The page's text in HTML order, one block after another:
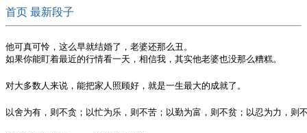
首页 最新段子
他可真可怜，这么早就结婚了，老婆还那么丑。
如果你能盯着最近的行情看一天，相信我，其实他老婆也没那么糟糕。
对大多数人来说，能把家人照顾好，就是一生最大的成就了。 ​ ​​​​
以舍为有，则不贪；以忙为乐，则不苦；以勤为富，则不贫；以忍为力，则